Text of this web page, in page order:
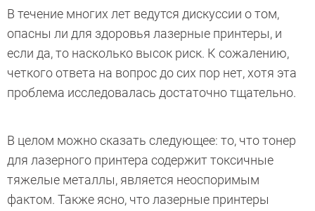
В течение многих лет ведутся дискуссии о том,
опасны ли для здоровья лазерные принтеры, и
если да, то насколько высок риск. К сожалению,
четкого ответа на вопрос до сих пор нет, хотя эта
проблема исследовалась достаточно тщательно.
В целом можно сказать следующее: то, что тонер
для лазерного принтера содержит токсичные
тяжелые металлы, является неоспоримым
фактом. Также ясно, что лазерные принтеры